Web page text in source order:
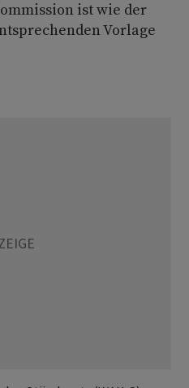
ist wie der
Vorlage